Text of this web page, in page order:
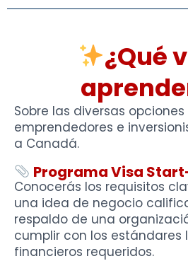
¿Qué
Sobre las diversas
emprendedores e
a Canadá.
Programa Visa
Conocerás los requisitos
una idea de negocio
respaldo de una
cumplir con los estándares
financieros requeridos.